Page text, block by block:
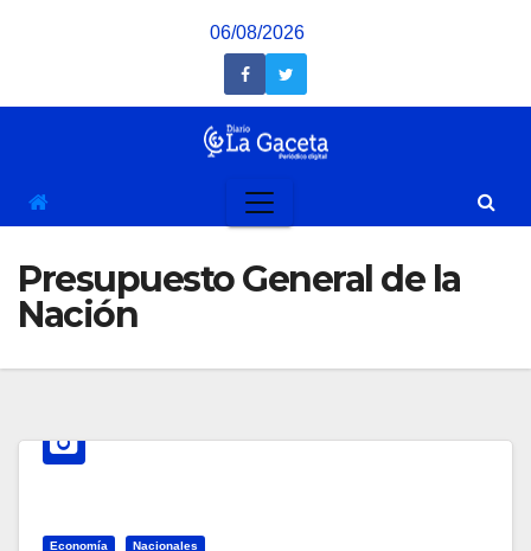
06/08/2026
Presupuesto General de la
Nación
Economía Nacionales